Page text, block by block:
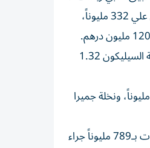
وبلغت المبيعات 6.70 مليار درهم، نتجت عبر 3206 صفقة، أبرزها في مناطق: مدينة المطار 407 ملايين، ونخلة جبل علي 332 مليوناً،
وعلى صعيد الرهون، سجلت 5.66 مليار درهم، تمثلت عبر 848 صفقة، أكبرها في: الروية الأولى 1.7 مليار درهم، وواحة السيليكون 1.32
وبلغت الهبات 1.52 مليار درهم لـ178 معاملة، أكبرها: مدينة دبي الطبية المرحلة الأولى 347 مليوناً، ودبي مارينا 255 مليوناً، ونخلة جميرا
وعلى صعيد التداولات اليومية الجمعة، بلغت التصرفات 1.3 مليار درهم، نتجت عبر 646 صفقة، توزعت على: المبيعات بـ789 مليوناً جراء